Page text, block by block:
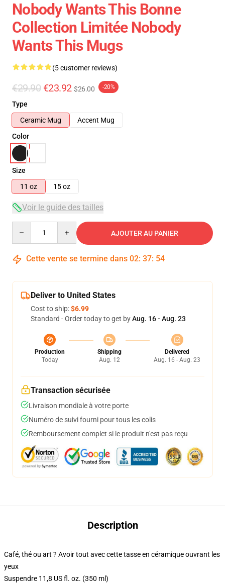
Nobody Wants This Bonne
Collection Limitée Nobody
Wants This Mugs
(5 customer reviews)
€29.90 €23.92 $26.00 -20%
Type
Ceramic Mug
Accent Mug
Color
Size
11 oz
15 oz
Voir le guide des tailles
AJOUTER AU PANIER
Cette vente se termine dans 02: 37: 53
Deliver to United States
Cost to ship:$6.99
Standard - Order today to get byAug. 16 - Aug. 23
Production
Today
Shipping
Aug. 12
Delivered
Aug. 16 - Aug. 23
Transaction sécurisée
Livraison mondiale à votre porte
Numéro de suivi fourni pour tous les colis
Remboursement complet si le produit n'est pas reçu
Description
Café, thé ou art ? Avoir tout avec cette tasse en céramique ouvrant les
yeux
Suspendre 11,8 US fl. oz. (350 ml)